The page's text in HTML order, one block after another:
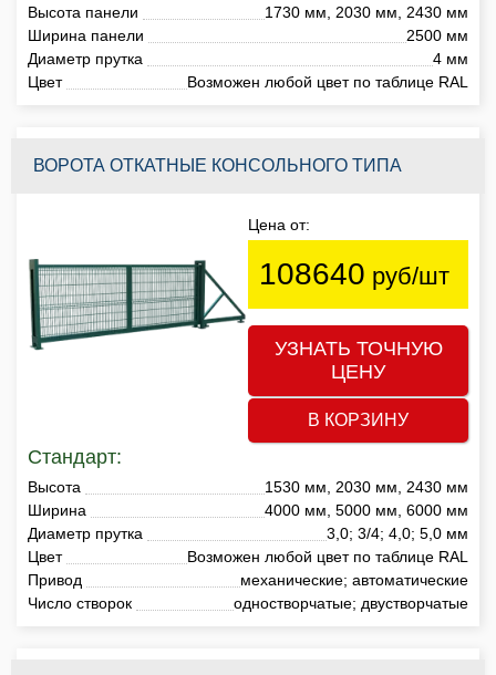
Высота панели
1730 мм, 2030 мм, 2430 мм
Ширина панели
2500 мм
Диаметр прутка
4 мм
Цвет
Возможен любой цвет по таблице RAL
ВОРОТА ОТКАТНЫЕ КОНСОЛЬНОГО ТИПА
Цена от:
108640 руб/шт
УЗНАТЬ ТОЧНУЮ
ЦЕНУ
В КОРЗИНУ
Стандарт:
Высота
1530 мм, 2030 мм, 2430 мм
Ширина
4000 мм, 5000 мм, 6000 мм
Диаметр прутка
3,0; 3/4; 4,0; 5,0 мм
Цвет
Возможен любой цвет по таблице RAL
Привод
механические; автоматические
Число створок
одностворчатые; двустворчатые